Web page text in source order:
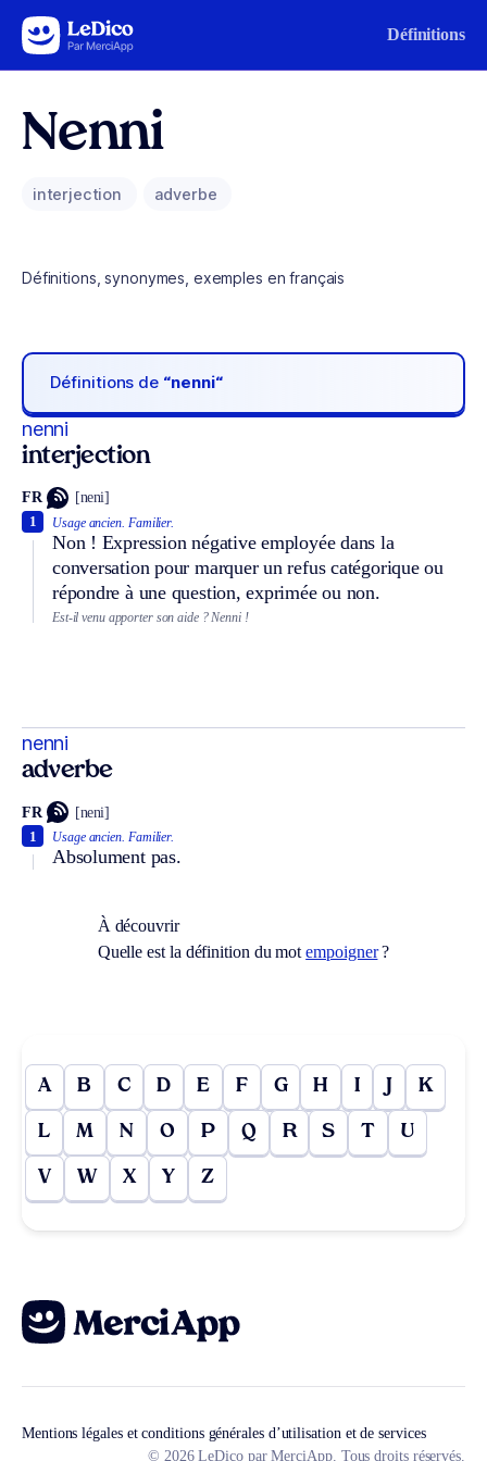
Aller au contenu Définitions
Nenni
interjection adverbe
Définitions, synonymes, exemples en français
Définitions de “nenni“
nenni
interjection
FR [neni]
Usage ancien. Familier.
Non ! Expression négative employée dans la
conversation pour marquer un refus catégorique ou
répondre à une question, exprimée ou non.
1
Est-il venu apporter son aide ? Nenni !
nenni
adverbe
FR [neni]
Usage ancien. Familier.
Absolument pas.
1
À découvrir
Quelle est la définition du motempoigner?
A B C D E F G H I J K
L M N O P Q R S T U
V W X Y Z
Mentions légales et conditions générales d’utilisation et de services
© 2026 LeDico par MerciApp. Tous droits réservés.